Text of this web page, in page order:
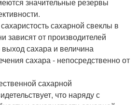
сахарной свеклы в
зависят от производителей
сахара и величина
сахара - непосредственно от
сахарной
что наряду с